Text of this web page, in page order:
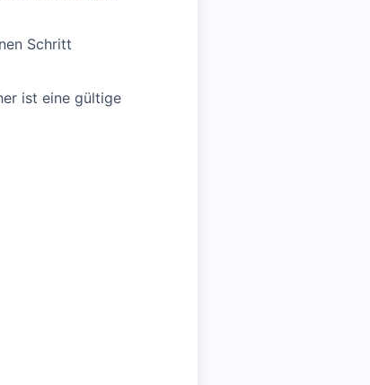
Schritt
ist eine gültige